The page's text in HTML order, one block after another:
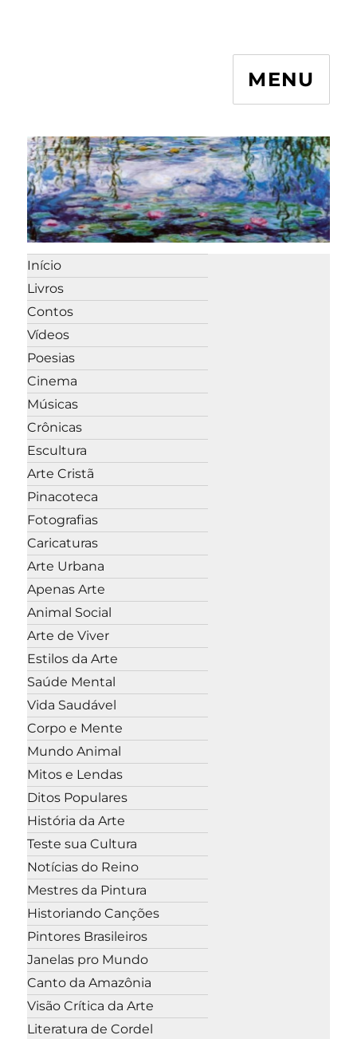
MENU
Início
Livros
Contos
Vídeos
Poesias
Cinema
Músicas
Crônicas
Escultura
Arte Cristã
Pinacoteca
Fotografias
Caricaturas
Arte Urbana
Apenas Arte
Animal Social
Arte de Viver
Estilos da Arte
Saúde Mental
Vida Saudável
Corpo e Mente
Mundo Animal
Mitos e Lendas
Ditos Populares
História da Arte
Teste sua Cultura
Notícias do Reino
Mestres da Pintura
Historiando Canções
Pintores Brasileiros
Janelas pro Mundo
Canto da Amazônia
Visão Crítica da Arte
Literatura de Cordel